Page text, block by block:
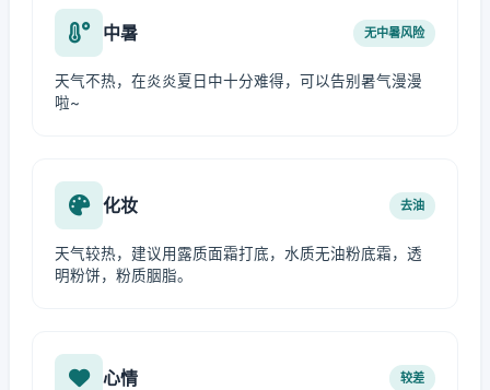
中暑 无中暑风险
天气不热，在炎炎夏日中十分难得，可以告别暑气漫漫
啦~
化妆 去油
天气较热，建议用露质面霜打底，水质无油粉底霜，透
明粉饼，粉质胭脂。
心情 较差